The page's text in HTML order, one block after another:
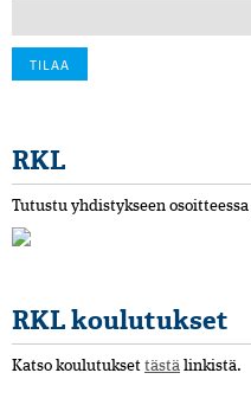
RKL
Tutustu yhdistykseen osoitteessa
RKL koulutukset
Katso koulutukset tästä linkistä.